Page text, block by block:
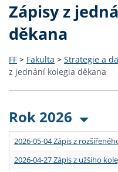
Zápisy z
děkana
FF > Fakulta > Strategie a
z jednání kolegia děkana
Rok 2026
2026-05-04 Zápis z
2026-04-27 Zápis z užšího